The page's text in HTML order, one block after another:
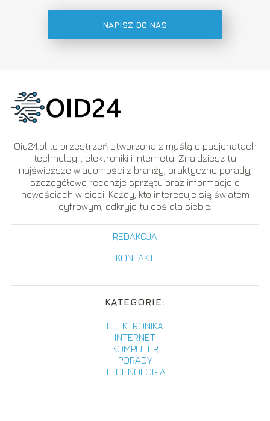
NAPISZ DO NAS
Oid24.pl to przestrzeń stworzona z myślą o pasjonatach
technologii, elektroniki i internetu. Znajdziesz tu
najświeższe wiadomości z branży, praktyczne porady,
szczegółowe recenzje sprzętu oraz informacje o
nowościach w sieci. Każdy, kto interesuje się światem
cyfrowym, odkryje tu coś dla siebie.
REDAKCJA
KONTAKT
KATEGORIE:
ELEKTRONIKA
INTERNET
KOMPUTER
PORADY
TECHNOLOGIA